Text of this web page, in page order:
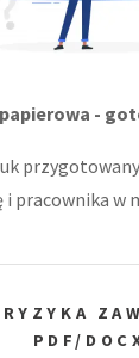
-
i pracownika w
PDF/